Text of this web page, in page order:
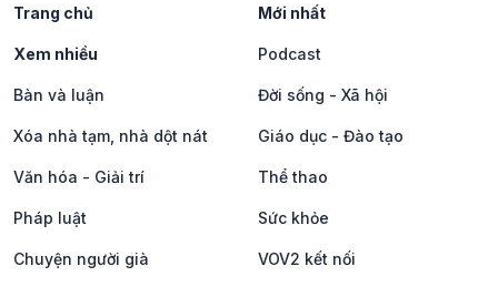
Trang chủ Mới nhất
Xem nhiều Podcast
Bàn và luận Đời sống - Xã hội
Xóa nhà tạm, nhà dột nát Giáo dục - Đào tạo
Văn hóa - Giải trí Thể thao
Pháp luật Sức khỏe
Chuyện người già VOV2 kết nối